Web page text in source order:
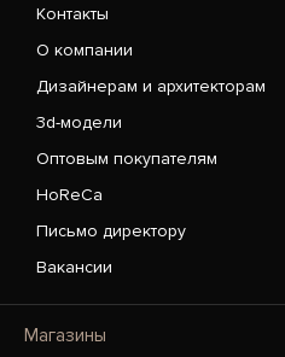
Контакты
О компании
Дизайнерам и архитекторам
3d-модели
Оптовым покупателям
HoReCa
Письмо директору
Вакансии
Магазины